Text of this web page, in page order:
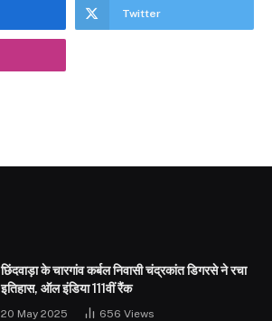
Twitter
छिंदवाड़ा के चारगांव कर्बल निवासी चंद्रकांत डिगरसे ने रचा
इतिहास, ऑल इंडिया 111वीं रैंक
20 May 2025 656 Views